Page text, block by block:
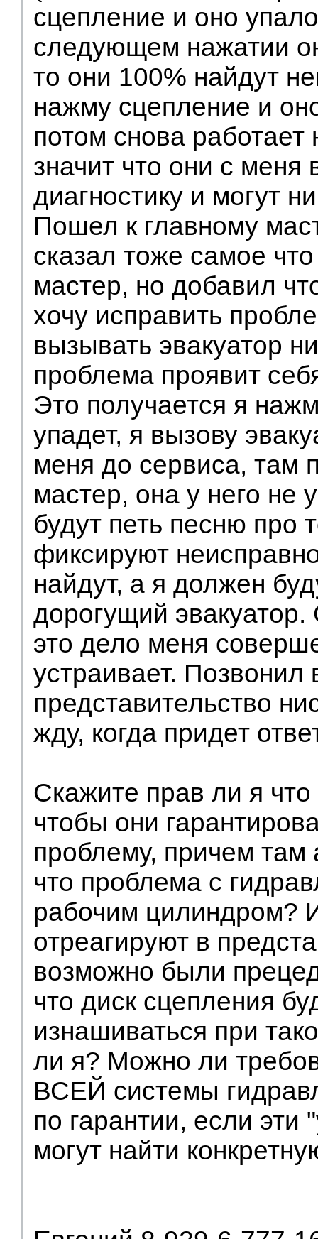
сцепление и оно
следующем нажатии
то они 100% найдут
нажму сцепление и
потом снова работает
значит что они с меня
диагностику и могут
Пошел к главному
сказал тоже самое
мастер, но добавил
хочу исправить
вызывать эвакуатор
проблема проявит
Это получается я
упадет, я вызову
меня до сервиса, там
мастер, она у него не
будут петь песню про
фиксируют
найдут, а я должен
дорогущий эвакуатор.
это дело меня
устраивает. Позвонил
представительство
жду, когда придет
Скажите прав ли я
чтобы они
проблему, причем там
что проблема с
рабочим цилиндром?
отреагируют в
возможно были
что диск сцепления
изнашиваться при
ли я? Можно ли
ВСЕЙ системы
по гарантии, если эти
могут найти